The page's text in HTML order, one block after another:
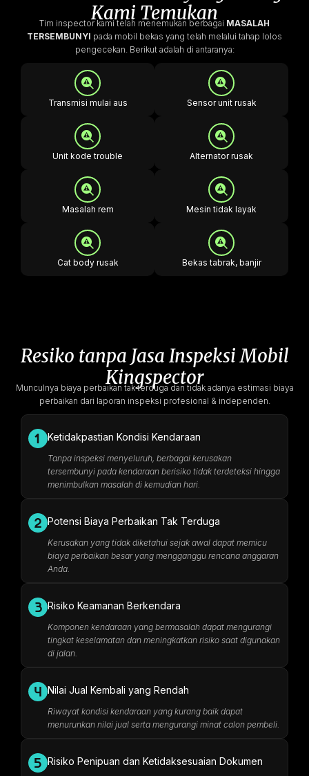
Kami Temukan
Tim inspector kami telah menemukan berbagai MASALAH
TERSEMBUNYI pada mobil bekas yang telah melalui tahap lolos
pengecekan. Berikut adalah di antaranya:
Transmisi mulai aus Sensor unit rusak
Unit kode trouble Alternator rusak
Masalah rem Mesin tidak layak
Cat body rusak Bekas tabrak, banjir
Resiko tanpa Jasa Inspeksi Mobil
Kingspector
Munculnya biaya perbaikan tak terduga dan tidak adanya estimasi biaya
perbaikan dari laporan inspeksi profesional & independen.
Ketidakpastian Kondisi Kendaraan
Tanpa inspeksi menyeluruh, berbagai kerusakan
tersembunyi pada kendaraan berisiko tidak terdeteksi hingga
menimbulkan masalah di kemudian hari.
Potensi Biaya Perbaikan Tak Terduga
Kerusakan yang tidak diketahui sejak awal dapat memicu
biaya perbaikan besar yang mengganggu rencana anggaran
Anda.
Risiko Keamanan Berkendara
Komponen kendaraan yang bermasalah dapat mengurangi
tingkat keselamatan dan meningkatkan risiko saat digunakan
di jalan.
Nilai Jual Kembali yang Rendah
Riwayat kondisi kendaraan yang kurang baik dapat
menurunkan nilai jual serta mengurangi minat calon pembeli.
Risiko Penipuan dan Ketidaksesuaian Dokumen